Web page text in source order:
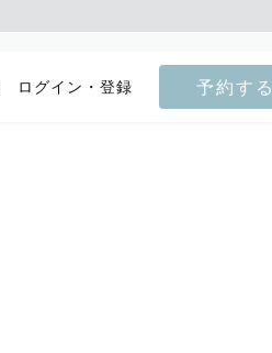
ログイン・登録 予約する